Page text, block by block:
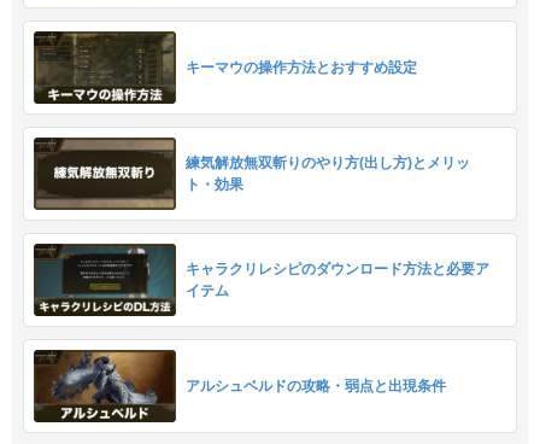
キーマウの操作方法とおすすめ設定
練気解放無双斬りのやり方(出し方)とメリッ
ト・効果
キャラクリレシピのダウンロード方法と必要ア
イテム
アルシュベルドの攻略・弱点と出現条件